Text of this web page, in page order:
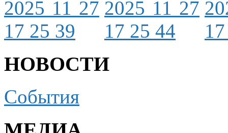
НОВОСТИ
События